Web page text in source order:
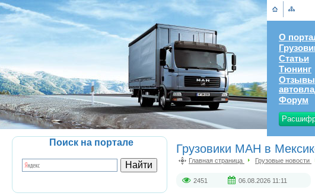
О
Статьи
Тюнинг
Отзывы
Форум
Поиск на портале Грузовики МАН в
Главная страница Грузовые новости
2451 06.08.2026 11:11